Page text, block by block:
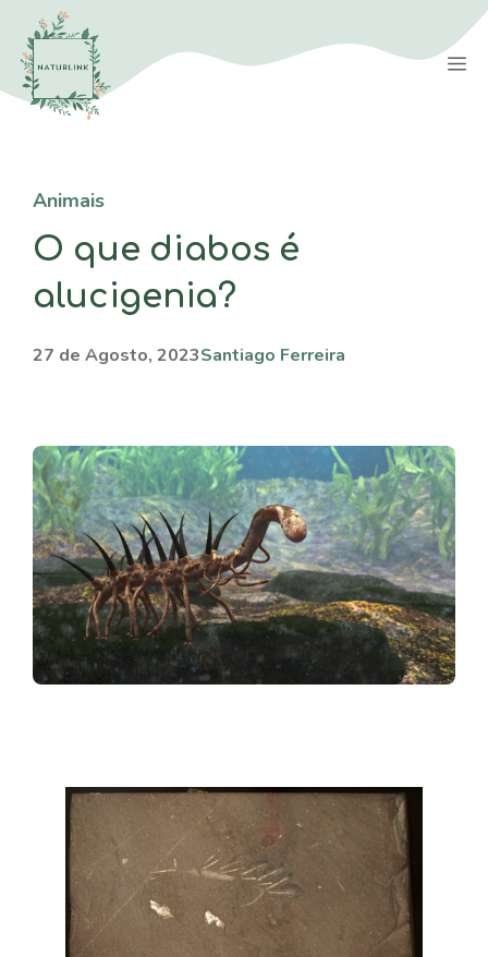
Saltar
para
conteúdo
Animais
O que diabos é
alucigenia?
27 de Agosto, 2023Santiago Ferreira